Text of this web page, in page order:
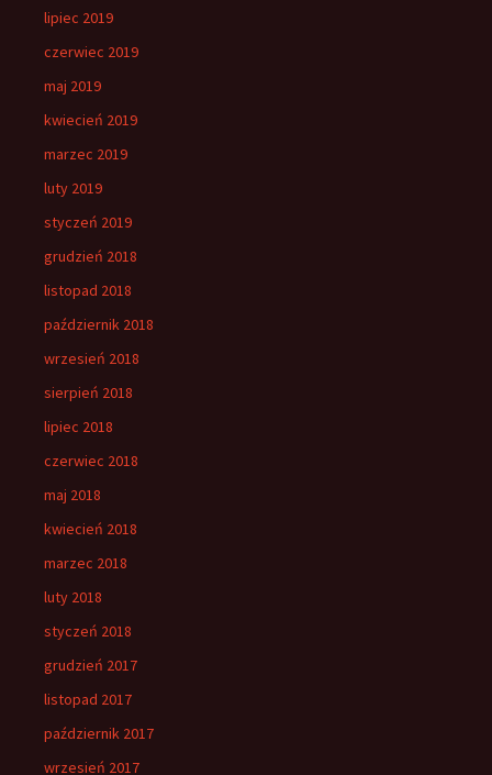
lipiec 2019
czerwiec 2019
maj 2019
kwiecień 2019
marzec 2019
luty 2019
styczeń 2019
grudzień 2018
listopad 2018
październik 2018
wrzesień 2018
sierpień 2018
lipiec 2018
czerwiec 2018
maj 2018
kwiecień 2018
marzec 2018
luty 2018
styczeń 2018
grudzień 2017
listopad 2017
październik 2017
wrzesień 2017